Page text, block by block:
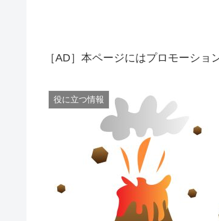
［AD］本ページにはプロモーショ
役に立つ情報